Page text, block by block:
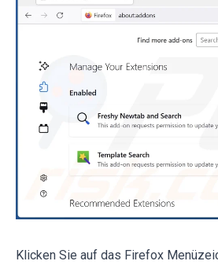
Klicken Sie auf das Firefox